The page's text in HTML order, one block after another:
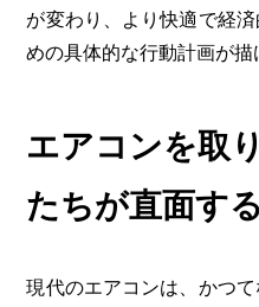
が変わり、より快適で経
めの具体的な行動計画が描
エアコンを取
たちが直面す
現代のエアコンは、かつ